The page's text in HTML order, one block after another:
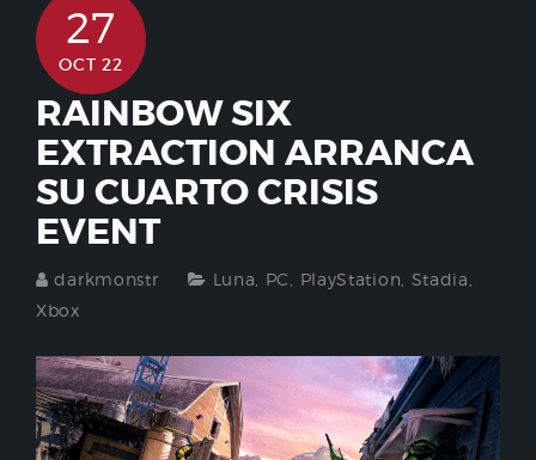
27
OCT 22
RAINBOW SIX
EXTRACTION ARRANCA
SU CUARTO CRISIS
EVENT
darkmonstr Luna PC PlayStation Stadia
Xbox